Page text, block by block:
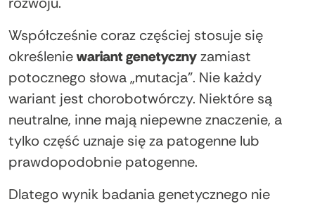
Współcześnie coraz częściej stosuje się
określeniewariant genetycznyzamiast
potocznego słowa „mutacja”. Nie każdy
wariant jest chorobotwórczy. Niektóre są
neutralne, inne mają niepewne znaczenie, a
tylko część uznaje się za patogenne lub
prawdopodobnie patogenne.
Dlatego wynik badania genetycznego nie